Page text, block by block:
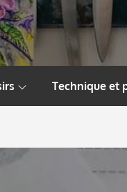
Technique et